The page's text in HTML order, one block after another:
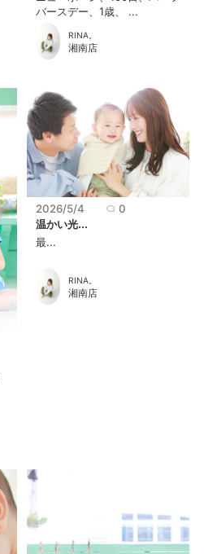
バースデー、1歳、 ...
RINA。
湘南店
2026/5/4
0
温かい光...
最...
RINA。
湘南店